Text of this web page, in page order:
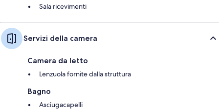
Sala ricevimenti
Servizi della camera
Camera da letto
Lenzuola fornite dalla struttura
Bagno
Asciugacapelli